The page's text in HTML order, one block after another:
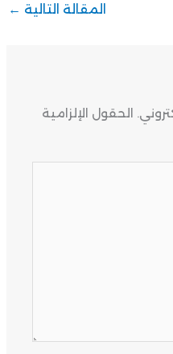
المقالة التالية ←
الحقول الإلزامية